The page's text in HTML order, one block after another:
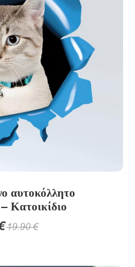
Οι
επιλογές
μπορούν
να
επιλεγούν
στη
σελίδα
του
προϊόντος
αυτοκόλλητο
Κατοικίδιο
19.90€